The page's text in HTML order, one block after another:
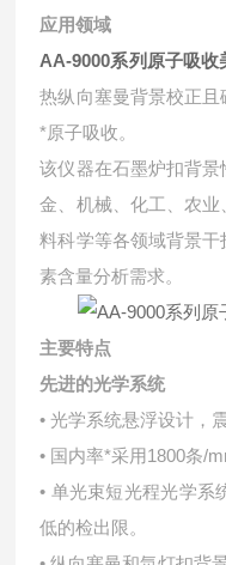
应用领域
AA-9000系列原子吸
热纵向塞曼背景校正
*原子吸收。
该仪器在石墨炉扣背
金、机械、化工、农
料科学等各领域背景
素含量分析需求。
主要特点
先进的光学系统
• 光学系统悬浮设计，
• 国内率*采用1800条/
• 单光束短光程光学系
低的检出限。